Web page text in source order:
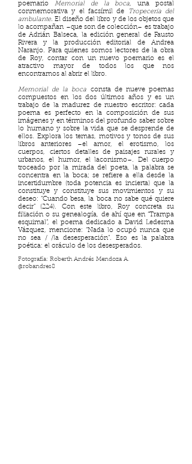
poemario Memorial de la boca, una postal
conmemorativa y el facsímil de
Tropecería del
ambulante. El diseño del libro y de los objetos que
lo acompañan –que son de colección– es trabajo
de Adrián Balseca, la edición general de Fausto
Rivera y la producción editorial de Andrea
Naranjo. Para quienes somos lectores de la obra
de Roy, contar con un nuevo poemario es el
atractivo mayor de todos los que nos
encontramos al abrir el libro.
Memorial de la boca consta de nueve poemas
compuestos en los dos últimos años y es un
trabajo de la madurez de nuestro escritor: cada
poema es perfecto en la composición de sus
imágenes y en términos del profundo saber sobre
lo humano y sobre la vida que se desprende de
ellos. Explora los temas, motivos y tonos de sus
libros anteriores –el amor, el erotismo, los
cuerpos, ciertos detalles de paisajes rurales y
urbanos, el humor, el laconismo–. Del cuerpo
troceado por la mirada del poeta, la palabra se
concentra en la boca; se refiere a ella desde la
incertidumbre (toda potencia es incierta) que la
constituye y constituye sus movimientos y su
deseo: “Cuando besa, la boca no sabe qué quiere
decir” (224). Con este libro, Roy concreta su
filiación o su genealogía, de ahí que en “Trampa
esquimal”, el poema dedicado a David Ledesma
Vázquez, mencione: “Nada lo ocupó nunca que
no sea / /la desesperación”. Eso es la palabra
poética: el oráculo de los desesperados.
Fotografía: Roberth Andrés Mendoza A.
@robandres8